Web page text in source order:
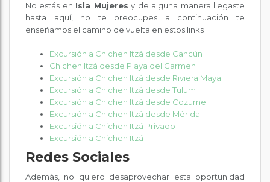
No estás en Isla Mujeres y de alguna manera llegaste
hasta aquí, no te preocupes a continuación te
enseñamos el camino de vuelta en estos links
Excursión a Chichen Itzá desde Cancún
Chichen Itzá desde Playa del Carmen
Excursión a Chichen Itzá desde Riviera Maya
Excursión a Chichen Itzá desde Tulum
Excursión a Chichen Itzá desde Cozumel
Excursión a Chichen Itzá desde Mérida
Excursión a Chichen Itzá Privado
Excursión a Chichen Itzá
Redes Sociales
Además, no quiero desaprovechar esta oportunidad